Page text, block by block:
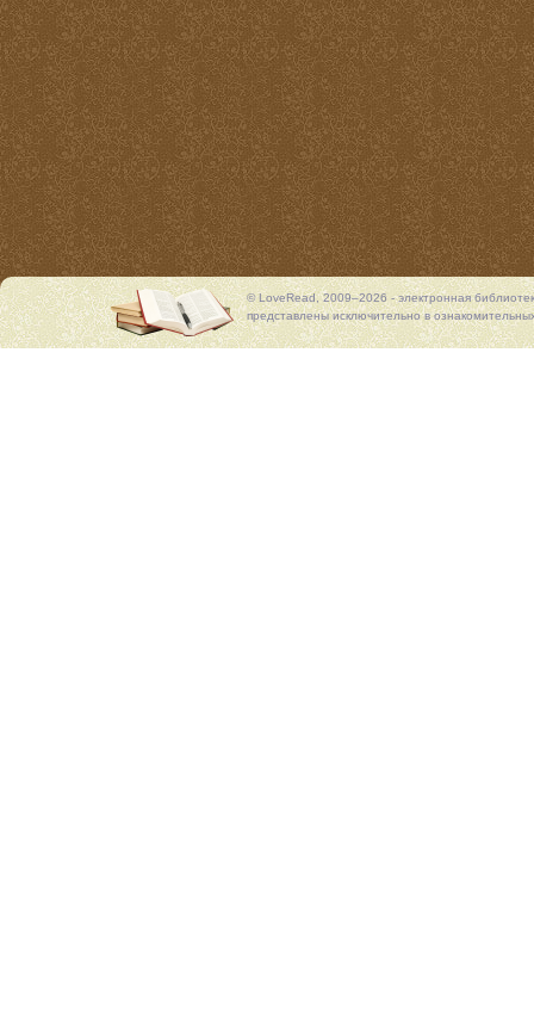
© LoveRead, 2009–2026 - электронная
представлены исключительно в